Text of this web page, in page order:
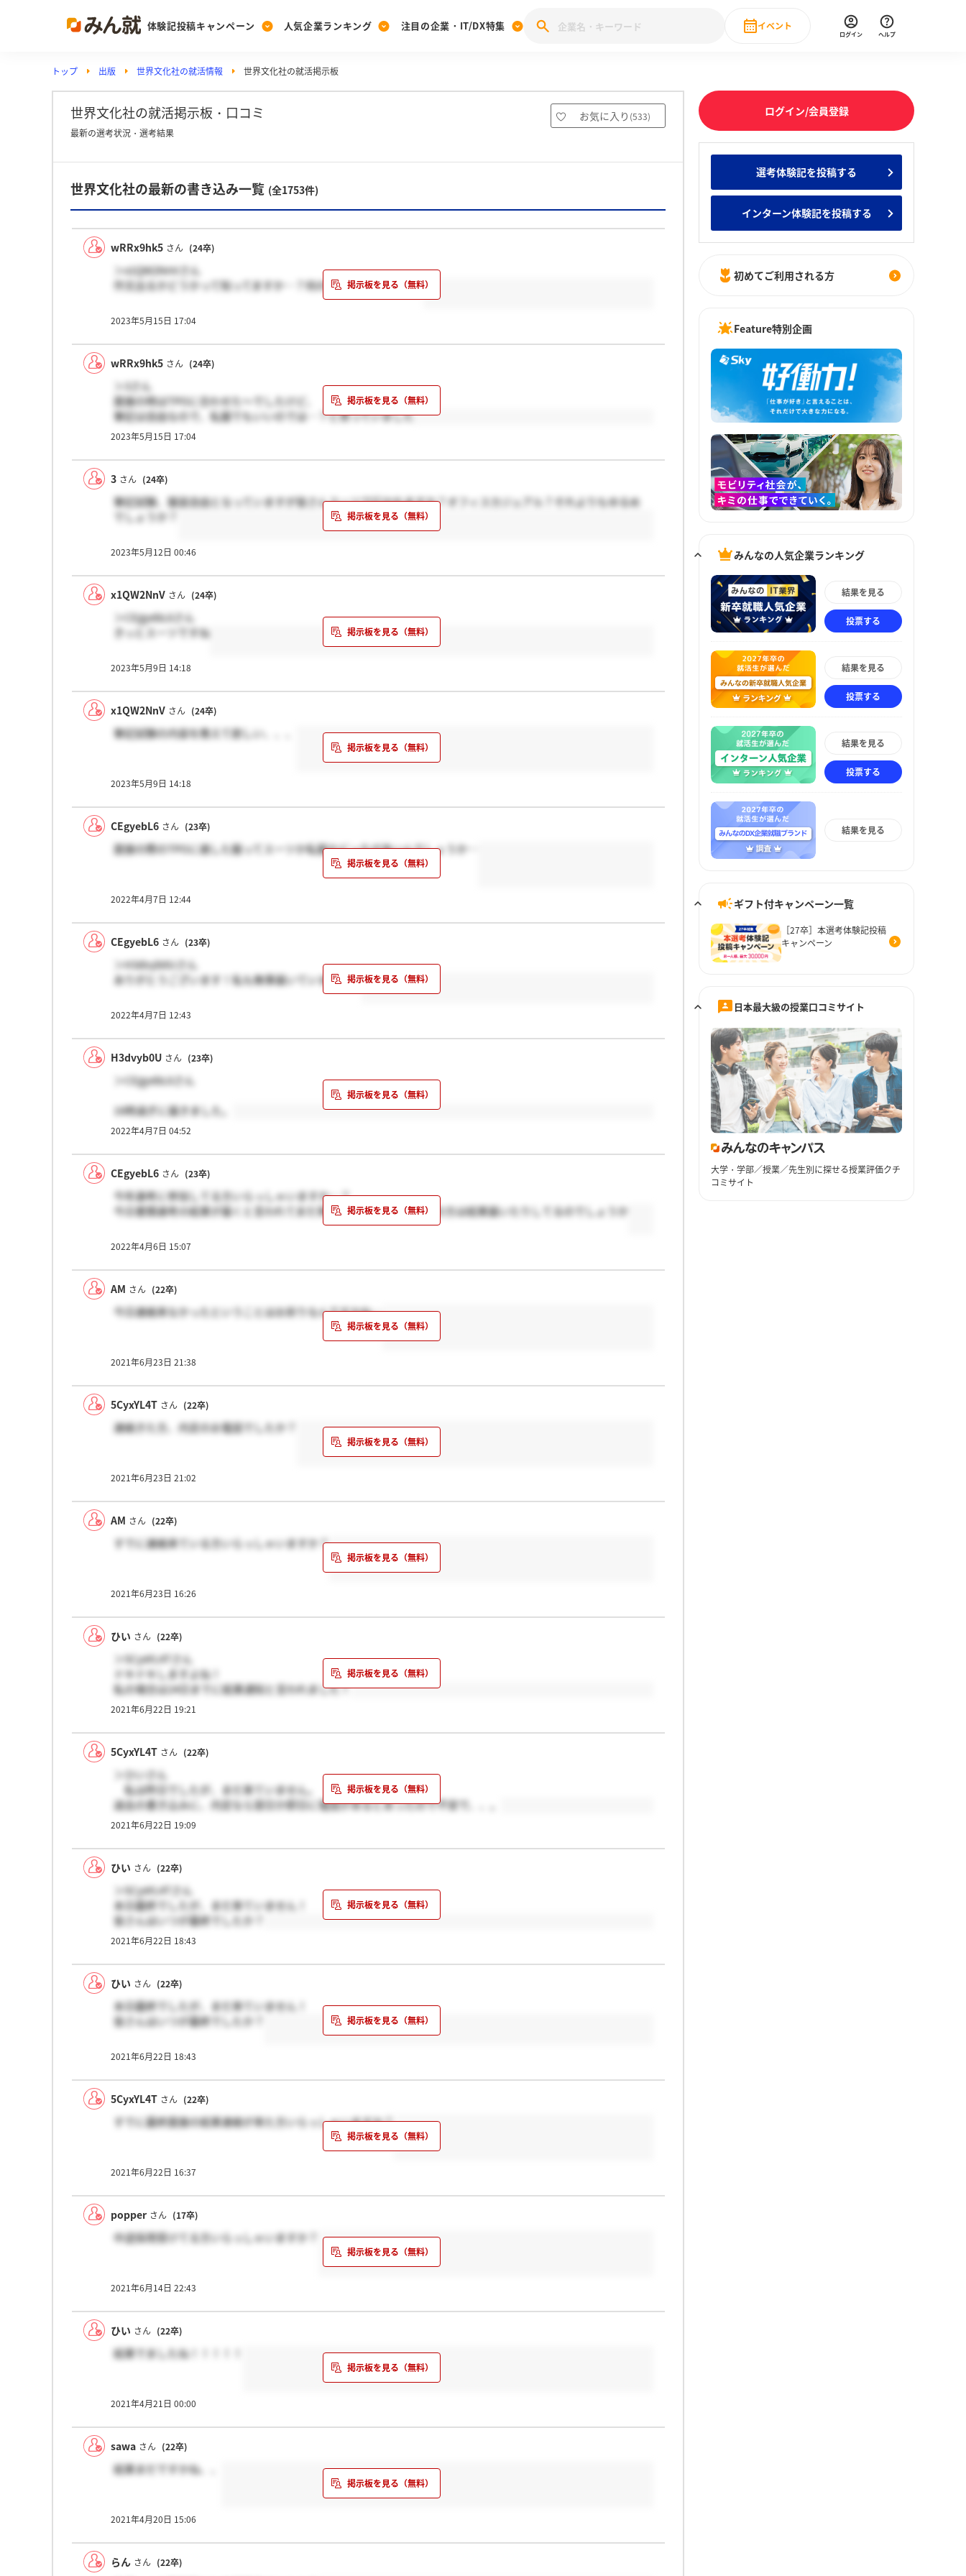
体験記投稿キャンペーン
Post
投稿する
[27卒] 本選考体験記投稿キャンペーン
人気企業ランキング
Ranking
ランキングを見る
Vote
投票する
みんなの新卒就職人気企業ランキング みんなのインターン人気企業ランキ
注目の企業・IT/DX特集
PickUp
注目の企業特集
28卒 IT・DX現場社員インタビュー
動画で知ろう！業界・企業研究
イベント
直近のイベント一覧
ログイン ヘルプ
トップ 出版 世界文化社の就活情報 世界文化社の就活掲示板
世界文化社の就活掲示板・口コミ お気に入り (533)
最新の選考状況・選考結果
世界文化社の最新の書き込み一覧 (全1753件)
wRRx9hk5 さん (24卒)
＞x1QW2NnVさん
作文出るかどうかって知ってますか…？何の準備もできてない…
2023年5月15日 17:04
wRRx9hk5 さん (24卒)
＞3さん
面接の時はTPOに合わせた～でしたけど、
筆記は自由なので、私服でもいいのでは…？と思っていました
2023年5月15日 17:04
3 さん (24卒)
筆記試験、服装自由となっていますが皆さんスーツで行かれますか？オフィスカジュアル？それよりもゆるめ
でしょうか？
2023年5月12日 00:46
x1QW2NnV さん (24卒)
＞CEgyebL6さん
きっとスーツですね
2023年5月9日 14:18
x1QW2NnV さん (24卒)
筆記試験の内容を教えて欲しい、、、
2023年5月9日 14:18
CEgyebL6 さん (23卒)
面接の際のTPOに適した服ってスーツか私服かどっちが多いんでしょうか…
2022年4月7日 12:44
CEgyebL6 さん (23卒)
＞H3dvyb0Uさん
ありがとうございます！私も無事届いていました。
2022年4月7日 12:43
H3dvyb0U さん (23卒)
＞CEgyebL6さん
16時過ぎに届きました。
2022年4月7日 04:52
CEgyebL6 さん (23卒)
今年選考に参加してる方いらっしゃいますか…？
今日書類選考の結果が届くと言われてまだ来てないんですけど、他の方は結果届いたりしてるのでしょうか
2022年4月6日 15:07
AM さん (22卒)
今日連絡来なかったということはお祈りなんですかね…
2021年6月23日 21:38
5CyxYL4T さん (22卒)
連絡きた方、内定のお電話でしたか？
2021年6月23日 21:02
AM さん (22卒)
すでに連絡来ている方いらっしゃいますか？
2021年6月23日 16:26
ひい さん (22卒)
＞5CyxYL4Tさん
ドキドキしますよね！
私の場合は24日までに結果通知と言われました！
2021年6月22日 19:21
5CyxYL4T さん (22卒)
＞ひいさん
私は昨日でしたが、まだ来ていません。
過去の書き込みに、内定なら翌日か即日に電話があるとあったので不安で、、。
2021年6月22日 19:09
ひい さん (22卒)
＞5CyxYL4Tさん
本日最終でしたが、まだ来ていません！
皆さんはいつが最終でしたか？
2021年6月22日 18:43
ひい さん (22卒)
本日最終でしたが、まだ来ていません！
皆さんはいつが最終でしたか？
2021年6月22日 18:43
5CyxYL4T さん (22卒)
すでに最終面接の結果連絡が来た方いらっしゃいますか？
2021年6月22日 16:37
popper さん (17卒)
中途採用受けてる方いらっしゃいますか？
2021年6月14日 22:43
ひい さん (22卒)
結果でましたね！！！！！
2021年4月21日 00:00
sawa さん (22卒)
結果まだですかね、、
2021年4月20日 15:06
らん さん (22卒)
ログイン/会員登録
選考体験記を投稿する
インターン体験記を投稿する
初めてご利用される方
Feature特別企画
みんなの人気企業ランキング
結果を見る
投票する
結果を見る
投票する
結果を見る
投票する
結果を見る
ギフト付キャンペーン一覧
［27卒］本選考体験記投稿
キャンペーン
日本最大級の授業口コミサイト
大学・学部／授業／先生別に探せる授業評価クチ
コミサイト